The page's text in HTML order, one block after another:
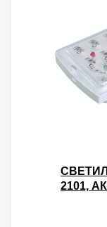
2101,